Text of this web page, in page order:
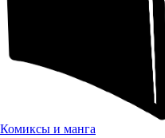
Комиксы и манга